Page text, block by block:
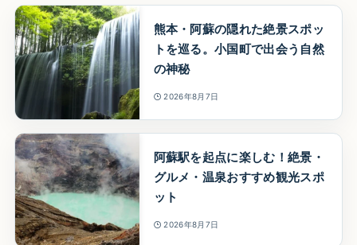
熊本・阿蘇の隠れた絶景スポッ
トを巡る。小国町で出会う自然
の神秘
2026年8月7日
阿蘇駅を起点に楽しむ！絶景・
グルメ・温泉おすすめ観光スポ
ット
2026年8月7日